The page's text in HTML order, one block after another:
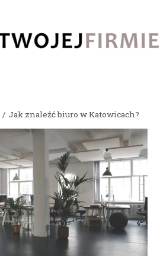
Jak znaleźć biuro w Katowicach?